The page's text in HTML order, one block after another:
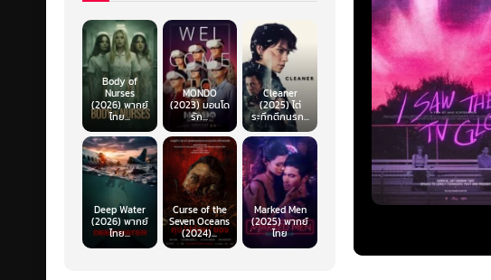
Body of
Nurses
(2026) พากย์
ไทย...
MONDO
(2023) มอนโด
รัก...
Cleaner
(2025) ไต่
ระทึกตึกนรก...
Deep Water
(2026) พากย์
ไทย...
Curse of the
Seven Oceans
(2024)...
Marked Men
(2025) พากย์
ไทย